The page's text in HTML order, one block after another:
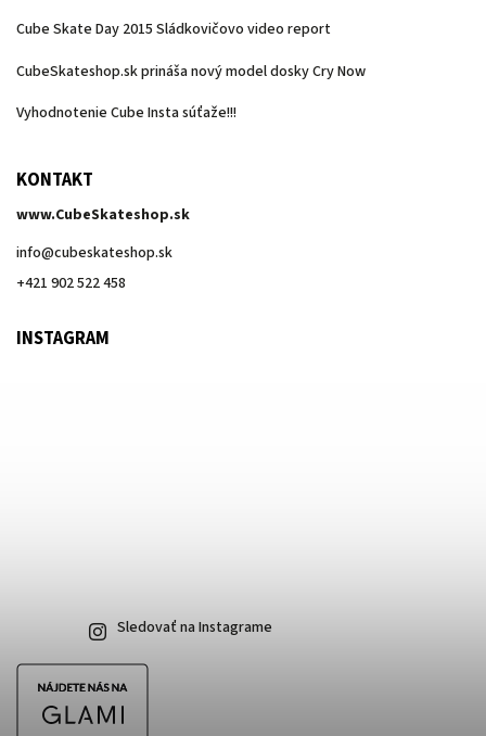
Cube Skate Day 2015 Sládkovičovo video report
CubeSkateshop.sk prináša nový model dosky Cry Now
Vyhodnotenie Cube Insta súťaže!!!
KONTAKT
www.CubeSkateshop.sk
info@cubeskateshop.sk
+421 902 522 458
INSTAGRAM
Sledovať na Instagrame